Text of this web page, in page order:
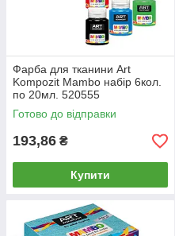
Фарба для тканини Art
Kompozit Mambo набір 6кол.
по 20мл. 520555
Готово до відправки
193,86 ₴
Купити